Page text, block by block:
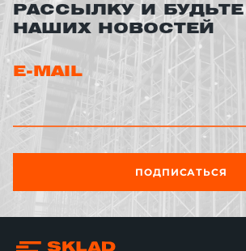
РАССЫЛКУ И
НАШИХ НОВОСТЕЙ
E-MAIL
ПОДПИСАТЬСЯ